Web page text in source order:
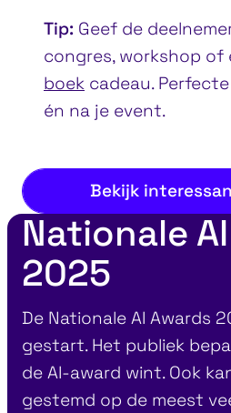
Tip: Geef de
congres, workshop of
boek cadeau.
én na je event.
Bekijk
Nationale
2025
De Nationale AI Awards
gestart. Het publiek
de AI-award wint. Ook
gestemd op de meest